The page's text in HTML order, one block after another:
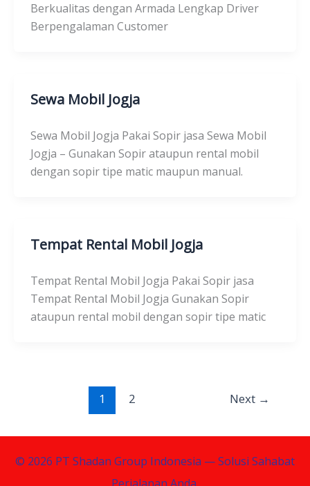
Berkualitas dengan Armada Lengkap Driver
Berpengalaman Customer
Sewa Mobil Jogja
Sewa Mobil Jogja Pakai Sopir jasa Sewa Mobil
Jogja – Gunakan Sopir ataupun rental mobil
dengan sopir tipe matic maupun manual.
Tempat Rental Mobil Jogja
Tempat Rental Mobil Jogja Pakai Sopir jasa
Tempat Rental Mobil Jogja Gunakan Sopir
ataupun rental mobil dengan sopir tipe matic
1 2 Next →
© 2026 PT Shadan Group Indonesia — Solusi Sahabat